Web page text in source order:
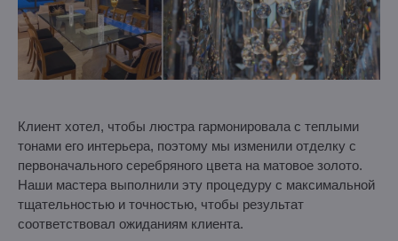
Клиент хотел, чтобы люстра гармонировала с теплыми
тонами его интерьера, поэтому мы изменили отделку с
первоначального серебряного цвета на матовое золото.
Наши мастера выполнили эту процедуру с максимальной
тщательностью и точностью, чтобы результат
соответствовал ожиданиям клиента.